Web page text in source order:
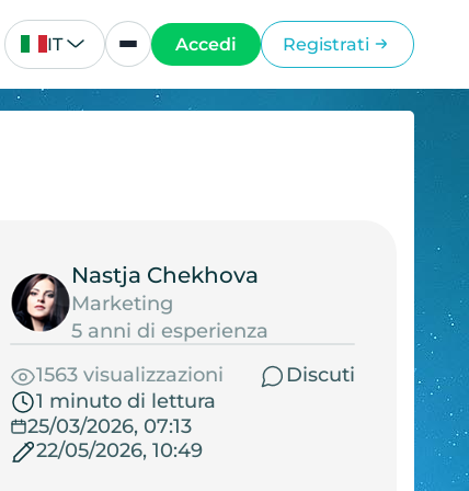
IT Accedi Registrati
Nastja Chekhova
Marketing
5 anni di esperienza
1563 visualizzazioni
Discuti
1 minuto di lettura
25/03/2026, 07:13
22/05/2026, 10:49